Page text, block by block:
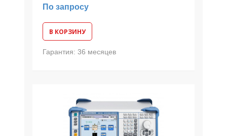
По запросу
В КОРЗИНУ
Гарантия: 36 месяцев